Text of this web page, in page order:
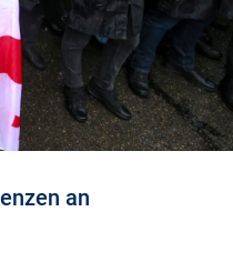
an